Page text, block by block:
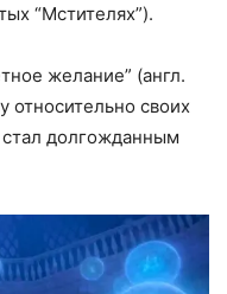
“Мстителях”).
желание” (англ.
относительно своих
долгожданным